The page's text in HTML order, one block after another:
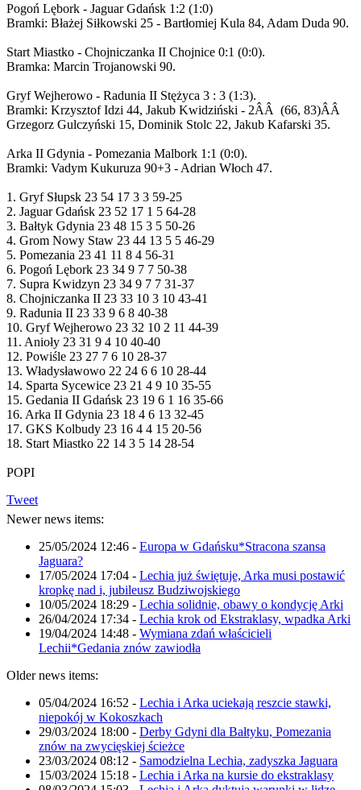
Pogoń Lębork - Jaguar Gdańsk 1:2 (1:0)
Bramki: Błażej Siłkowski 25 - Bartłomiej Kula 84, Adam Duda 90.
Start Miastko - Chojniczanka II Chojnice 0:1 (0:0).
Bramka: Marcin Trojanowski 90.
Gryf Wejherowo - Radunia II Stężyca 3 : 3 (1:3).
Bramki: Krzysztof Idzi 44, Jakub Kwidziński - 2ÂÂ (66, 83)ÂÂ
Grzegorz Gulczyński 15, Dominik Stolc 22, Jakub Kafarski 35.
Arka II Gdynia - Pomezania Malbork 1:1 (0:0).
Bramki: Vadym Kukuruza 90+3 - Adrian Włoch 47.
1. Gryf Słupsk 23 54 17 3 3 59-25
2. Jaguar Gdańsk 23 52 17 1 5 64-28
3. Bałtyk Gdynia 23 48 15 3 5 50-26
4. Grom Nowy Staw 23 44 13 5 5 46-29
5. Pomezania 23 41 11 8 4 56-31
6. Pogoń Lębork 23 34 9 7 7 50-38
7. Supra Kwidzyn 23 34 9 7 7 31-37
8. Chojniczanka II 23 33 10 3 10 43-41
9. Radunia II 23 33 9 6 8 40-38
10. Gryf Wejherowo 23 32 10 2 11 44-39
11. Anioły 23 31 9 4 10 40-40
12. Powiśle 23 27 7 6 10 28-37
13. Władysławowo 22 24 6 6 10 28-44
14. Sparta Sycewice 23 21 4 9 10 35-55
15. Gedania II Gdańsk 23 19 6 1 16 35-66
16. Arka II Gdynia 23 18 4 6 13 32-45
17. GKS Kolbudy 23 16 4 4 15 20-56
18. Start Miastko 22 14 3 5 14 28-54
POPI
Tweet
Newer news items:
25/05/2024 12:46 - Europa w Gdańsku*Stracona szansa
Jaguara?
17/05/2024 17:04 - Lechia już świętuje, Arka musi postawić
kropkę nad i, jubileusz Budziwojskiego
10/05/2024 18:29 - Lechia solidnie, obawy o kondycję Arki
26/04/2024 17:34 - Lechia krok od Ekstraklasy, wpadka Arki
19/04/2024 14:48 - Wymiana zdań właścicieli
Lechii*Gedania znów zawiodła
Older news items:
05/04/2024 16:52 - Lechia i Arka uciekają reszcie stawki,
niepokój w Kokoszkach
29/03/2024 18:00 - Derby Gdyni dla Bałtyku, Pomezania
znów na zwycięskiej ścieżce
23/03/2024 08:12 - Samodzielna Lechia, zadyszka Jaguara
15/03/2024 15:18 - Lechia i Arka na kursie do ekstraklasy